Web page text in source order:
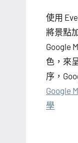
使用
將景點
Google
色，來
序，
Google
學